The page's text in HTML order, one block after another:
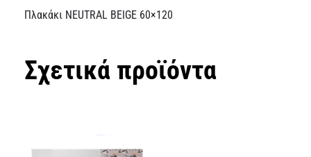
Πλακάκι NEUTRAL BEIGE 60×120
Σχετικά προϊόντα